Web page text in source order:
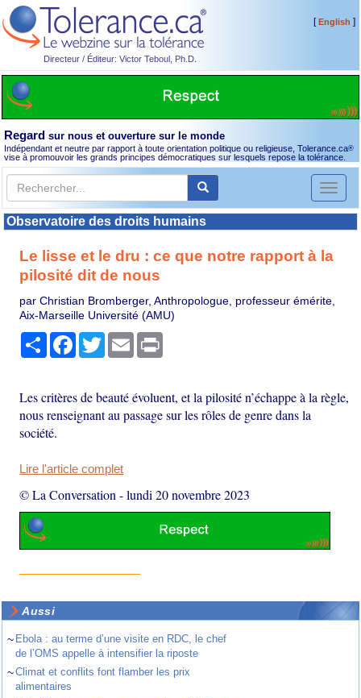
Directeur / Éditeur: Victor Teboul, Ph.D.
[English ]
Regard sur nous et ouverture sur le monde
Indépendant et neutre par rapport à toute orientation politique ou religieuse, Tolerance.ca®
vise à promouvoir les grands principes démocratiques sur lesquels repose la tolérance.
Toggle
Observatoire des droits humains
Le lisse et le dru : ce que notre rapport à la
pilosité dit de nous
par Christian Bromberger, Anthropologue, professeur émérite,
Aix-Marseille Université (AMU)
PartagerFacebook
TwitterEmail
Les critères de beauté évoluent, et la pilosité n’échappe à la règle,
nous renseignant au passage sur les rôles de genre dans la
société.
Lire l'article complet
© La Conversation -lundi 20 novembre 2023
Aussi
~ Ebola : au terme d’une visite en RDC, le chef
de l’OMS appelle à intensifier la riposte
~Climat et conflits font flamber les prix
alimentaires